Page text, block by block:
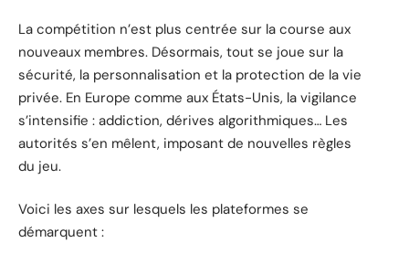
La compétition n’est plus centrée sur la course aux
nouveaux membres. Désormais, tout se joue sur la
sécurité, la personnalisation et la protection de la vie
privée. En Europe comme aux États-Unis, la vigilance
s’intensifie : addiction, dérives algorithmiques… Les
autorités s’en mêlent, imposant de nouvelles règles
du jeu.
Voici les axes sur lesquels les plateformes se
démarquent :